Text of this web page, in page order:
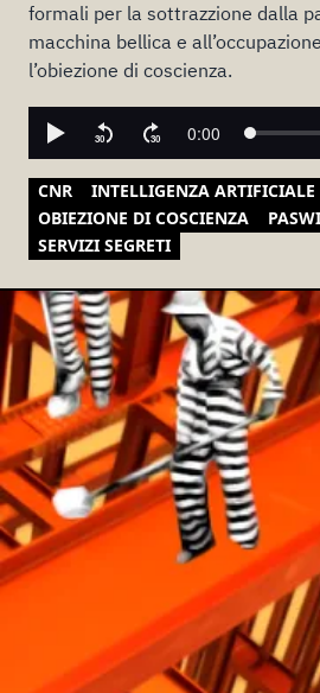
formali per la sottrazzione dalla
macchina bellica e
l’obiezione di coscienza.
CNR
INTELLIGENZA ARTIFICIALE
OBIEZIONE DI COSCIENZA
SERVIZI SEGRETI